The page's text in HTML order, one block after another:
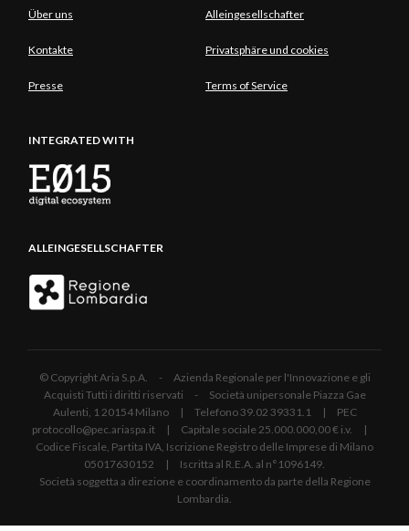
Über uns Alleingesellschafter
Kontakte Privatsphäre und cookies
Presse Terms of Service
INTEGRATED WITH
ALLEINGESELLSCHAFTER
© Copyright Aria S.p.A. - Azienda Regionale per l'Innovazione e gli
Acquisti Tutti i diritti riservati - Società unipersonale Piazza Gae
Aulenti, 1 20154 Milano | Telefono 39.02 39331.1 | PEC
protocollo@pec.ariaspa.it | Capitale sociale 25.000.000,00 € i.v. |
Codice Fiscale, Partita IVA, Iscrizione Registro delle Imprese di Milano
05017630152 | Iscritta al R.E.A. al n°1096149.
Società soggetta a direzione e coordinamento da parte della Regione
Lombardia.